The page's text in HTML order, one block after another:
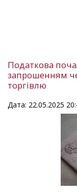
Податкова
запрошенням
торгівлю
Дата: 22.05.2025